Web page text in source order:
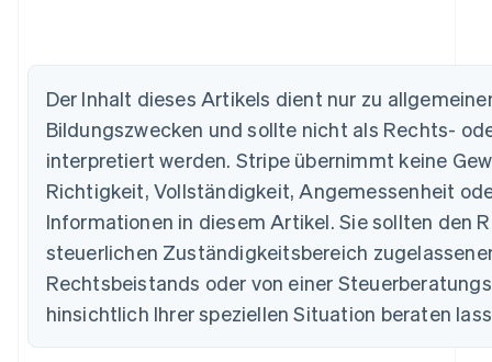
Der Inhalt dieses Artikels dient nur zu
Bildungszwecken und sollte nicht als Rechts-
interpretiert werden. Stripe übernimmt keine
Richtigkeit, Vollständigkeit, Angemessenheit
Informationen in diesem Artikel. Sie sollten den
steuerlichen Zuständigkeitsbereich
Rechtsbeistands oder von einer
hinsichtlich Ihrer speziellen Situation beraten
Brasilien
Bulgarien
English
Dänemark
English
Deutschland
DeutschEnglish
English
Festlandchina
简体中文 English
Finnland
EnglishSvenska